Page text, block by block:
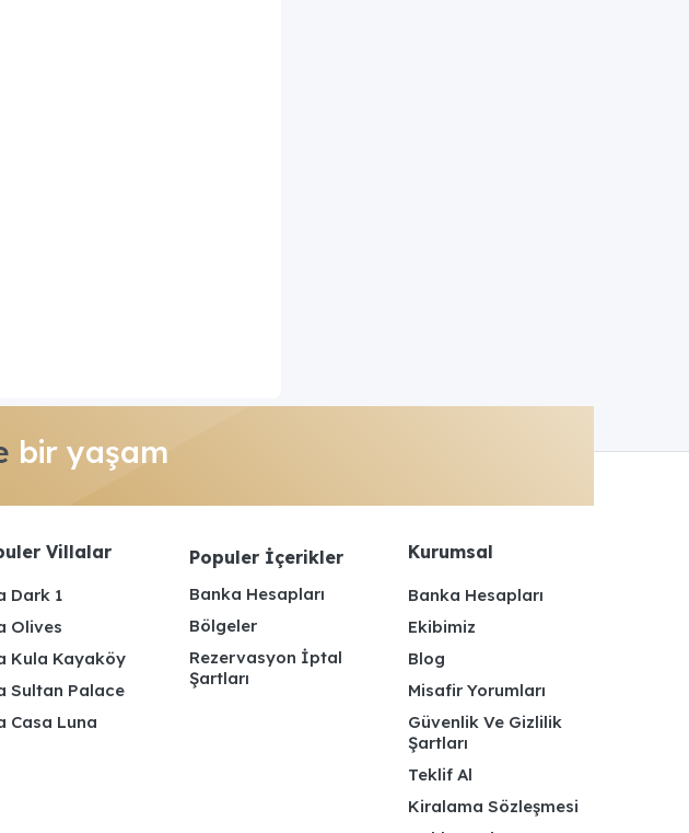
bir yaşam
Villalar
Dark 1
Olives
Kula Kayaköy
Sultan Palace
Casa Luna
Populer İçerikler
Banka Hesapları
Bölgeler
Rezervasyon İptal
Şartları
Kurumsal
Banka Hesapları
Ekibimiz
Blog
Misafir Yorumları
Güvenlik Ve Gizlilik
Şartları
Teklif Al
Kiralama Sözleşmesi